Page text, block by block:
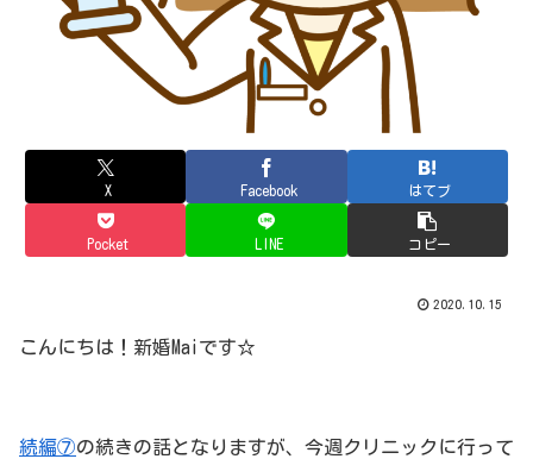
X Facebook はてブ
Pocket LINE コピー
2020.10.15
こんにちは！新婚Maiです☆
続編⑦の続きの話となりますが、今週クリニックに行って